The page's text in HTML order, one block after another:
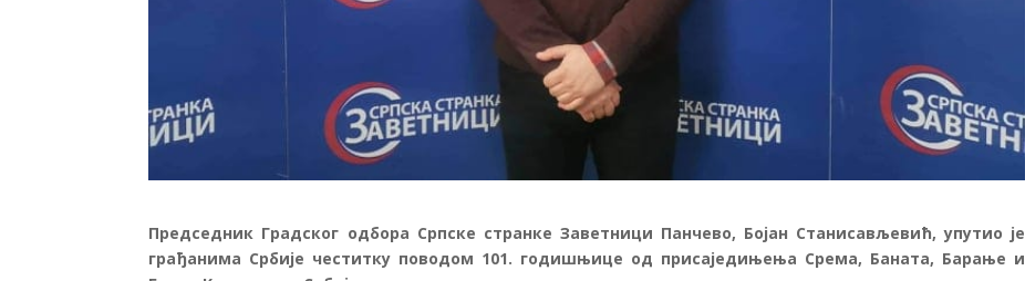
Председник Градског одбора Српске странке Заветници Панчево, Бојан Станисављевић, упутио је
грађанима Србије честитку поводом 101. годишњице од присаједињења Срема, Баната, Барање и